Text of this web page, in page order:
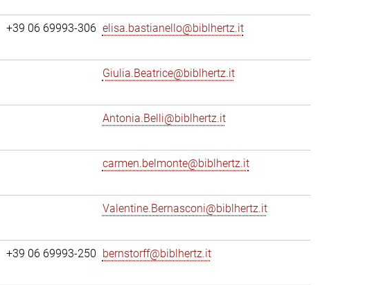
+39 06 69993-306 elisa.bastianello@biblhertz.it
Giulia.Beatrice@biblhertz.it
Antonia.Belli@biblhertz.it
carmen.belmonte@biblhertz.it
Valentine.Bernasconi@biblhertz.it
+39 06 69993-250 bernstorff@biblhertz.it